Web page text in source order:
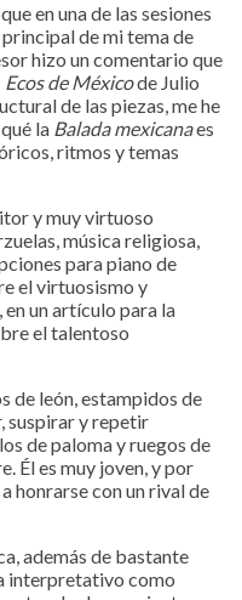
en una de las sesiones
de mi tema de
hizo un comentario que
Ecos de Méxicode Julio
de las piezas, me he
la Balada mexicanaes
ritmos y temas
y muy virtuoso
música religiosa,
para piano de
el virtuosismo y
un artículo para la
el talentoso
de león, estampidos de
suspirar y repetir
de paloma y ruegos de
Él es muy joven, y por
honrarse con un rival de
además de bastante
interpretativo como